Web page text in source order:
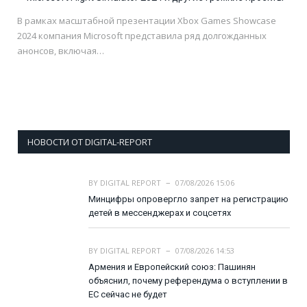
В рамках масштабной презентации Xbox Games Showcase
2024 компания Microsoft представила ряд долгожданных
анонсов, включая…
НОВОСТИ ОТ DIGITAL-REPORT
BY DIGITAL REPORT
07/08/2026 15:06
Минцифры опровергло запрет на регистрацию
детей в мессенджерах и соцсетях
BY DIGITAL REPORT
07/08/2026 14:53
Армения и Европейский союз: Пашинян
объяснил, почему референдума о вступлении в
ЕС сейчас не будет